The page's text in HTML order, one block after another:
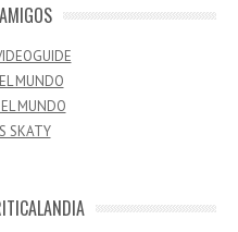
MUNDO
MUNDO
SKATY